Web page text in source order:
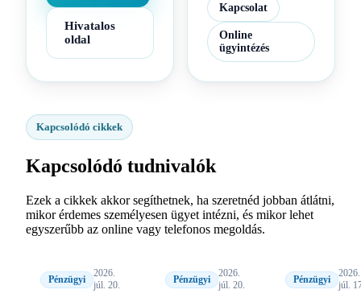
Hivatalos
oldal
Kapcsolat
Online
ügyintézés
Kapcsolódó cikkek
Kapcsolódó tudnivalók
Ezek a cikkek akkor segíthetnek, ha szeretnéd jobban átlátni,
mikor érdemes személyesen ügyet intézni, és mikor lehet
egyszerűbb az online vagy telefonos megoldás.
Pénzügyi
2026.
júl. 20.
Pénzügyi
2026.
júl. 20.
Pénzügyi
2026.
júl.